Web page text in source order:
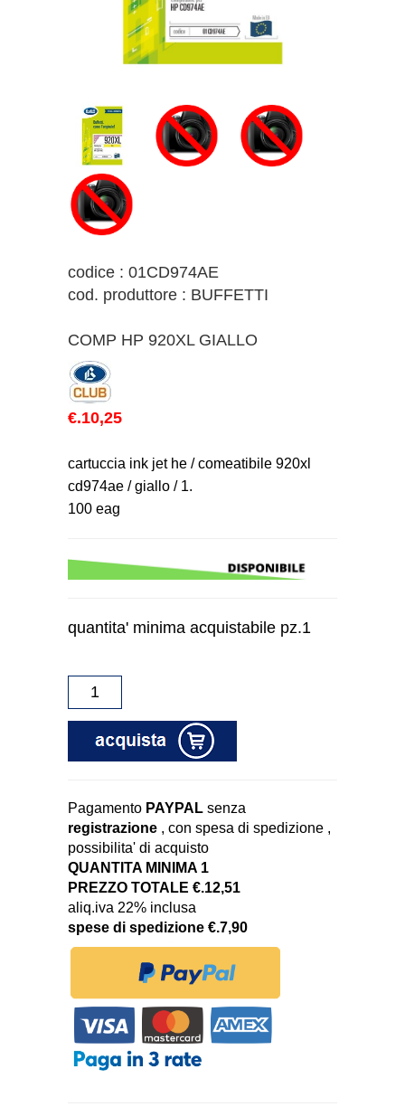
codice : 01CD974AE
cod. produttore : BUFFETTI
COMP HP 920XL GIALLO
€.10,25
cartuccia ink jet he / comeatibile 920xl
cd974ae / giallo / 1.
100 eag
quantita' minima acquistabile pz.1
Pagamento PAYPAL senza
registrazione , con spesa di spedizione ,
possibilita' di acquisto
QUANTITA MINIMA 1
PREZZO TOTALE €.12,51
aliq.iva 22% inclusa
spese di spedizione €.7,90